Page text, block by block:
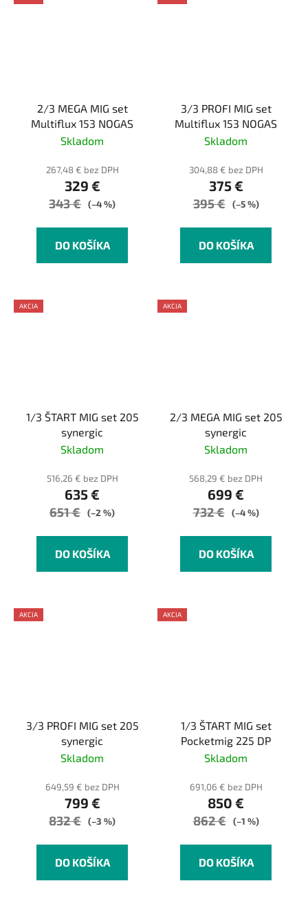
2/3 MEGA MIG set
Multiflux 153 NOGAS
Skladom
267,48 € bez DPH
329 €
343 € (–4 %)
DO KOŠÍKA
3/3 PROFI MIG set
Multiflux 153 NOGAS
Skladom
304,88 € bez DPH
375 €
395 € (–5 %)
DO KOŠÍKA
AKCIA
1/3 ŠTART MIG set 205
synergic
Skladom
516,26 € bez DPH
635 €
651 € (–2 %)
DO KOŠÍKA
AKCIA
2/3 MEGA MIG set 205
synergic
Skladom
568,29 € bez DPH
699 €
732 € (–4 %)
DO KOŠÍKA
AKCIA
3/3 PROFI MIG set 205
synergic
Skladom
649,59 € bez DPH
799 €
832 € (–3 %)
DO KOŠÍKA
AKCIA
1/3 ŠTART MIG set
Pocketmig 225 DP
Skladom
691,06 € bez DPH
850 €
862 € (–1 %)
DO KOŠÍKA